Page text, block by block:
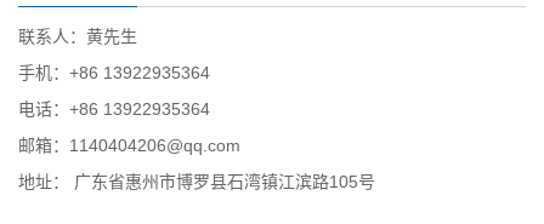
联系人：黄先生
手机：+86 13922935364
电话：+86 13922935364
邮箱：1140404206@qq.com
地址： 广东省惠州市博罗县石湾镇江滨路105号